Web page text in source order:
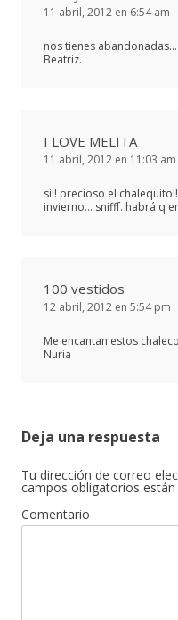
11 abril, 2012 en 6:54 am
nos tienes
Beatriz.
I LOVE MELITA
11 abril, 2012 en 11:03 am
si!! precioso el
invierno… snifff. habrá q
100 vestidos
12 abril, 2012 en 5:54 pm
Me encantan estos
Nuria
Deja una respuesta
Tu dirección de correo
campos obligatorios
Comentario